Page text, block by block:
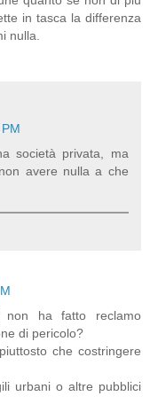
in tasca la differenza
nulla.
società privata, ma
avere nulla a che
non ha fatto reclamo
di pericolo?
che costringere
urbani o altre pubblici